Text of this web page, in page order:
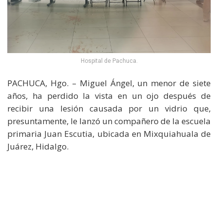
Hospital de Pachuca.
PACHUCA, Hgo. – Miguel Ángel, un menor de siete
años, ha perdido la vista en un ojo después de
recibir una lesión causada por un vidrio que,
presuntamente, le lanzó un compañero de la escuela
primaria Juan Escutia, ubicada en Mixquiahuala de
Juárez, Hidalgo.